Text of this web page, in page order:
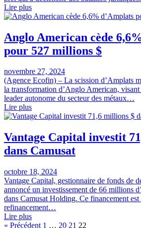
Lire plus
Anglo American cède
pour 527 millions $
novembre 27, 2024
(Agence Ecofin) – La scission d’Amplats
la transformation d’Anglo American,
leader autonome du secteur des métaux…
Lire plus
Vantage Capital investit
dans Camusat
octobre 18, 2024
Vantage Capital, gestionnaire de fonds de
annoncé un investissement de 66 millions
dans Camusat Holding. Ce financement est
refinancement…
Lire plus
« Précédent 1 … 20 21 22